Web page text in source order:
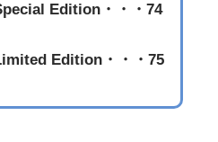
Edition・・・74
Edition・・・75